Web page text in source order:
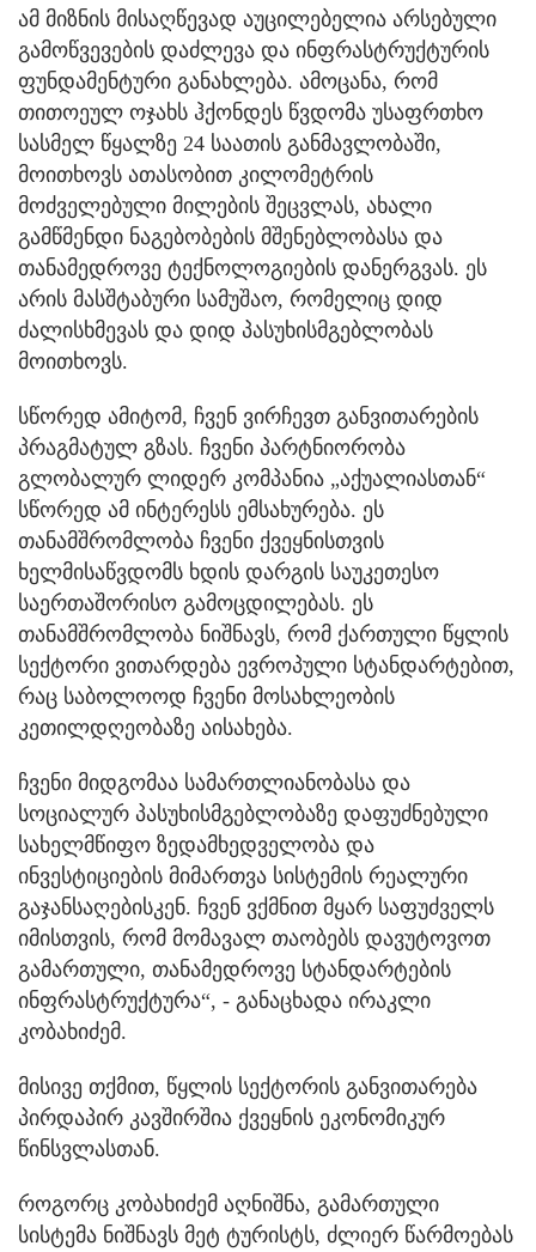
ამ მიზნის მისაღწევად აუცილებელია არსებული
გამოწვევების დაძლევა და ინფრასტრუქტურის
ფუნდამენტური განახლება. ამოცანა, რომ
თითოეულ ოჯახს ჰქონდეს წვდომა უსაფრთხო
სასმელ წყალზე 24 საათის განმავლობაში,
მოითხოვს ათასობით კილომეტრის
მოძველებული მილების შეცვლას, ახალი
გამწმენდი ნაგებობების მშენებლობასა და
თანამედროვე ტექნოლოგიების დანერგვას. ეს
არის მასშტაბური სამუშაო, რომელიც დიდ
ძალისხმევას და დიდ პასუხისმგებლობას
მოითხოვს.
სწორედ ამიტომ, ჩვენ ვირჩევთ განვითარების
პრაგმატულ გზას. ჩვენი პარტნიორობა
გლობალურ ლიდერ კომპანია „აქუალიასთან“
სწორედ ამ ინტერესს ემსახურება. ეს
თანამშრომლობა ჩვენი ქვეყნისთვის
ხელმისაწვდომს ხდის დარგის საუკეთესო
საერთაშორისო გამოცდილებას. ეს
თანამშრომლობა ნიშნავს, რომ ქართული წყლის
სექტორი ვითარდება ევროპული სტანდარტებით,
რაც საბოლოოდ ჩვენი მოსახლეობის
კეთილდღეობაზე აისახება.
ჩვენი მიდგომაა სამართლიანობასა და
სოციალურ პასუხისმგებლობაზე დაფუძნებული
სახელმწიფო ზედამხედველობა და
ინვესტიციების მიმართვა სისტემის რეალური
გაჯანსაღებისკენ. ჩვენ ვქმნით მყარ საფუძველს
იმისთვის, რომ მომავალ თაობებს დავუტოვოთ
გამართული, თანამედროვე სტანდარტების
ინფრასტრუქტურა“, - განაცხადა ირაკლი
კობახიძემ.
მისივე თქმით, წყლის სექტორის განვითარება
პირდაპირ კავშირშია ქვეყნის ეკონომიკურ
წინსვლასთან.
როგორც კობახიძემ აღნიშნა, გამართული
სისტემა ნიშნავს მეტ ტურისტს, ძლიერ წარმოებას